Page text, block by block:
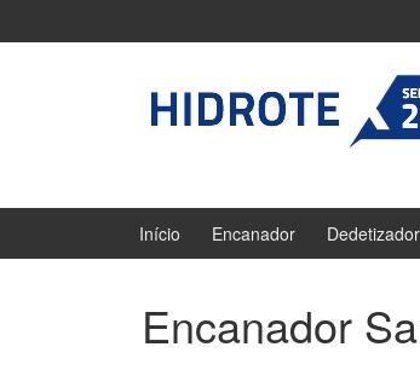
Início Encanador
Encanador